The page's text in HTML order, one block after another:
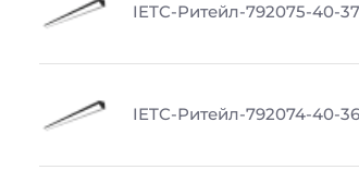
IETC-Ритейл-792075-40-
IETC-Ритейл-792074-40-